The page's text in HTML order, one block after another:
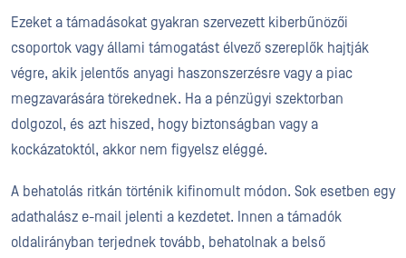
Ezeket a támadásokat gyakran szervezett kiberbűnözői
csoportok vagy állami támogatást élvező szereplők hajtják
végre, akik jelentős anyagi haszonszerzésre vagy a piac
megzavarására törekednek. Ha a pénzügyi szektorban
dolgozol, és azt hiszed, hogy biztonságban vagy a
kockázatoktól, akkor nem figyelsz eléggé.
A behatolás ritkán történik kifinomult módon. Sok esetben egy
adathalász e-mail jelenti a kezdetet. Innen a támadók
oldalirányban terjednek tovább, behatolnak a belső